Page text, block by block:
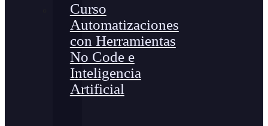
Curso
Automatizaciones
con Herramientas
No Code e
Inteligencia
Artificial